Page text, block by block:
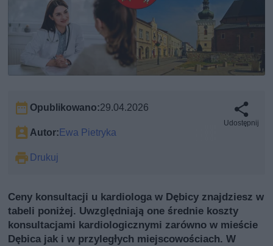
Opublikowano:29.04.2026
Autor: Ewa Pietryka
Drukuj
Udostępnij
Ceny konsultacji u kardiologa w Dębicy znajdziesz w
tabeli poniżej. Uwzględniają one średnie koszty
konsultacjami kardiologicznymi zarówno w mieście
Dębica jak i w przyległych miejscowościach. W